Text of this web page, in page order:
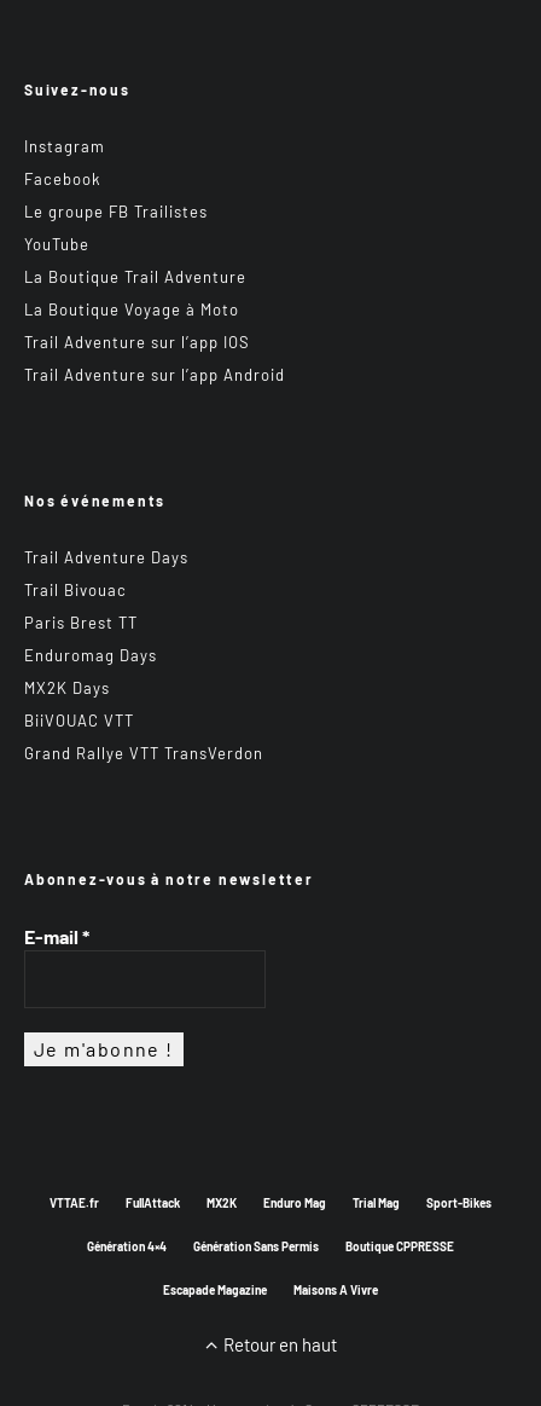
Suivez-nous
Instagram
Facebook
Le groupe FB Trailistes
YouTube
La Boutique Trail Adventure
La Boutique Voyage à Moto
Trail Adventure sur l’app IOS
Trail Adventure sur l’app Android
Nos événements
Trail Adventure Days
Trail Bivouac
Paris Brest TT
Enduromag Days
MX2K Days
BiiVOUAC VTT
Grand Rallye VTT TransVerdon
Abonnez-vous à notre newsletter
E-mail *
VTTAE.fr FullAttack MX2K Enduro Mag Trial Mag Sport-Bikes
Génération 4×4 Génération Sans Permis Boutique CPPRESSE
Escapade Magazine Maisons A Vivre
Retour en haut